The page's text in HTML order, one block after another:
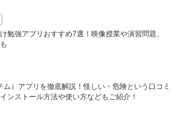
勉強アプリおすすめ7選！映像授業や演習問題、
ム）アプリを徹底解説！怪しい・危険という口コミ
ンストール方法や使い方などもご紹介！